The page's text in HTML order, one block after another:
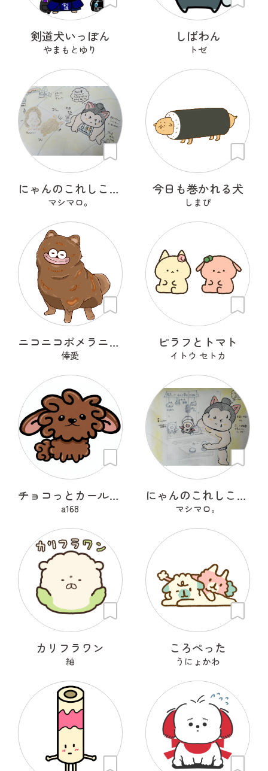
剣道犬いっぽん
やまもとゆり
しばわん
トゼ
にゃんのこれしこ ある日の夢 Ｎo.2
マシマロ。
今日も巻かれる犬
しまぴ
ニコニコポメラニアン
倖愛
ピラフとトマト
イトウ セトカ
チョコっとカールちゃん
a168
にゃんのこれしこ ある日の夢 Ｎo.1
マシマロ。
カリフラワン
紬
ころぺった
うにょかわ